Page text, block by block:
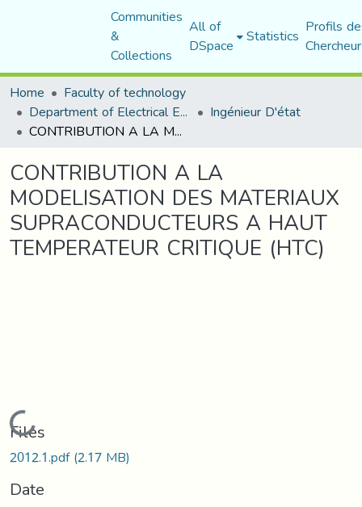
Communities
&
Collections
All of
DSpace Statistics Profils
Home
Faculty of technology
Department of Electrical Engineering Ingénieur D'état
CONTRIBUTION A LA MODELISATION DES MATERIAUX SUPRACONDUCTEURS A HAUT TEMPERATEUR CRITIQUE (HTC)
CONTRIBUTION A LA
MODELISATION DES MATERIAUX
SUPRACONDUCTEURS A HAUT
TEMPERATEUR CRITIQUE (HTC)
Loading...
Files
2012.1.pdf(2.17 MB)
Date